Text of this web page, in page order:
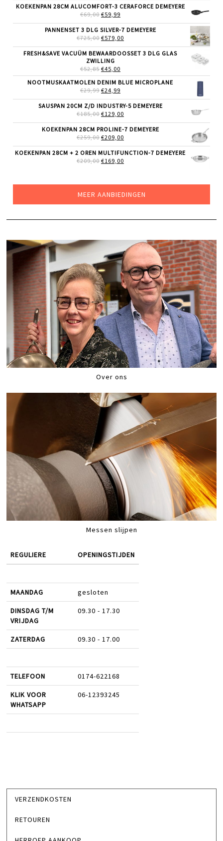
WAS:
€69,99.
IS:
KOEKENPAN 28CM ALUCOMFORT-3 CERAFORCE DEMEYERE
€69,00 OORSPRONKELIJKE
WAS:
€69,00.
€59,99
IS:
€59,99.
PANNENSET 3 DLG SILVER-7 DEMEYERE
€725,00 OORSPRONKELIJKE
WAS:
€725,00.
€579,00
IS:
FRESH&SAVE VACUÜM BEWAARDOOSSET 3 DLG GLAS
ZWILLING
€52,85 OORSPRONKELIJKE
PRIJS
WAS:
€52,85.
€45,00
PRIJS
IS:
NOOTMUSKAATMOLEN DENIM BLUE MICROPLANE
€29,99 OORSPRONKELIJKE
WAS:
€29,99.
€24,99
IS:
€24,99.
SAUSPAN 20CM Z/D INDUSTRY-5 DEMEYERE
€185,00 OORSPRONKELIJKE
WAS:
€185,00.
€129,00
IS:
KOEKENPAN 28CM PROLINE-7 DEMEYERE
€259,00 OORSPRONKELIJKE
WAS:
€259,00.
€209,00
IS:
KOEKENPAN 28CM + 2 OREN MULTIFUNCTION-7 DEMEYERE
€209,00 OORSPRONKELIJKE
€169,00
MEER AANBIEDINGEN
Over ons
Messen slijpen
REGULIERE OPENINGSTIJDEN
MAANDAG gesloten
DINSDAG T/M
VRIJDAG
09.30 - 17.30
ZATERDAG 09.30 - 17.00
TELEFOON 0174-622168
KLIK VOOR
WHATSAPP
06-12393245
VERZENDKOSTEN
RETOUREN